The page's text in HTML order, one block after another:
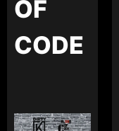
OF
CODE